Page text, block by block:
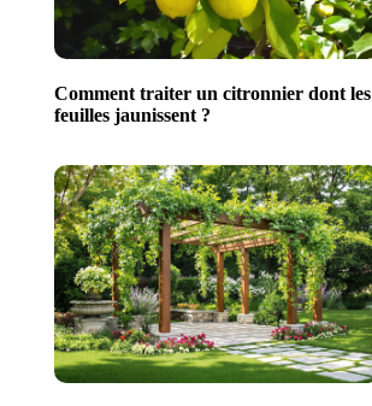
Comment traiter un citronnier dont les
feuilles jaunissent ?